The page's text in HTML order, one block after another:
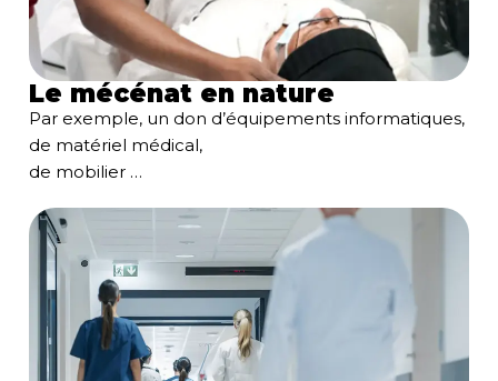
Le mécénat en nature
Par exemple, un don d’équipements informatiques,
de matériel médical,
de mobilier …